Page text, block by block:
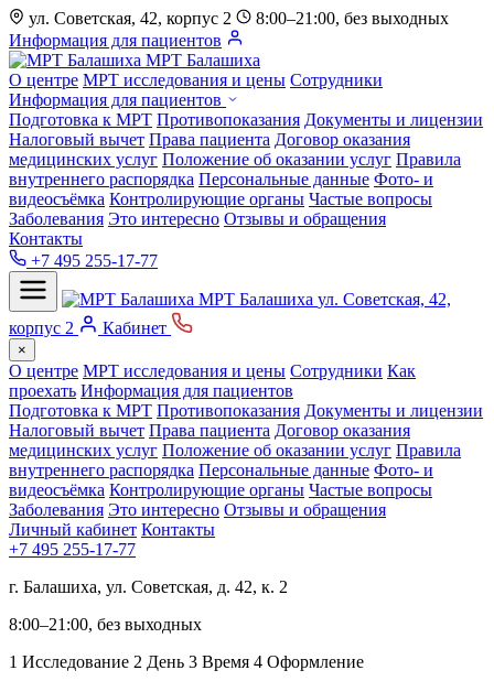
ул. Советская, 42, корпус 2
8:00–21:00, без выходных
Информация для пациентов
МРТ Балашиха
О центре МРТ исследования и цены Сотрудники
Информация для пациентов
Подготовка к МРТ Противопоказания Документы и лицензии
Налоговый вычет Права пациента Договор оказания
медицинских услуг Положение об оказании услуг Правила
внутреннего распорядка Персональные данные Фото- и
видеосъёмка Контролирующие органы Частые вопросы
Заболевания Это интересно Отзывы и обращения
Контакты
+7 495 255-17-77
МРТ Балашиха ул. Советская, 42,
корпус 2
Кабинет
×
О центре МРТ исследования и цены Сотрудники Как
проехать Информация для пациентов
Подготовка к МРТ Противопоказания Документы и лицензии
Налоговый вычет Права пациента Договор оказания
медицинских услуг Положение об оказании услуг Правила
внутреннего распорядка Персональные данные Фото- и
видеосъёмка Контролирующие органы Частые вопросы
Заболевания Это интересно Отзывы и обращения
Личный кабинет Контакты
+7 495 255-17-77
г. Балашиха, ул. Советская, д. 42, к. 2
8:00–21:00, без выходных
1 Исследование 2 День 3 Время 4 Оформление